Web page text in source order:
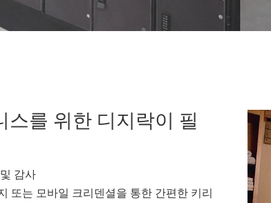
스를 위한 디지락이 필
감사
또는 모바일 크리덴셜을 통한 간편한 키리